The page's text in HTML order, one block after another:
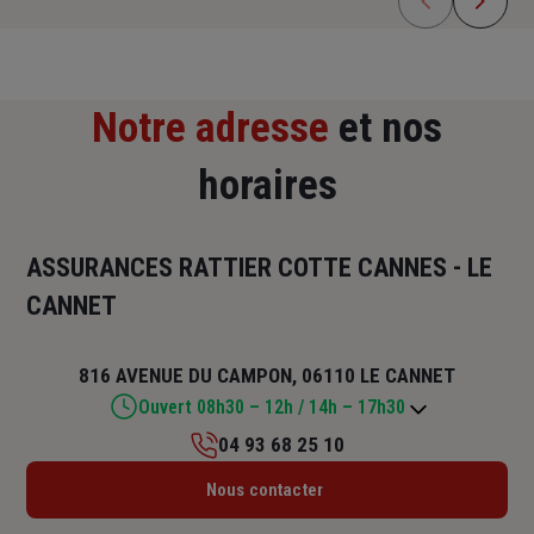
Notre adresse et nos
horaires
ASSURANCES RATTIER COTTE CANNES - LE
CANNET
816 AVENUE DU CAMPON, 06110 LE CANNET
Ouvert 08h30 – 12h / 14h – 17h30
Lundi : 08h30 – 12h / 14h – 17h30
04 93 68 25 10
Nous contacter